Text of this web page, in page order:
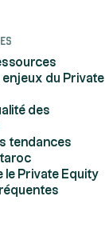
enjeux du Private
des
tendances
le Private Equity